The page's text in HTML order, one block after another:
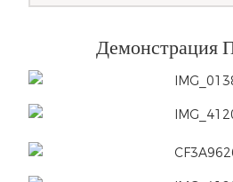
Демонстрация